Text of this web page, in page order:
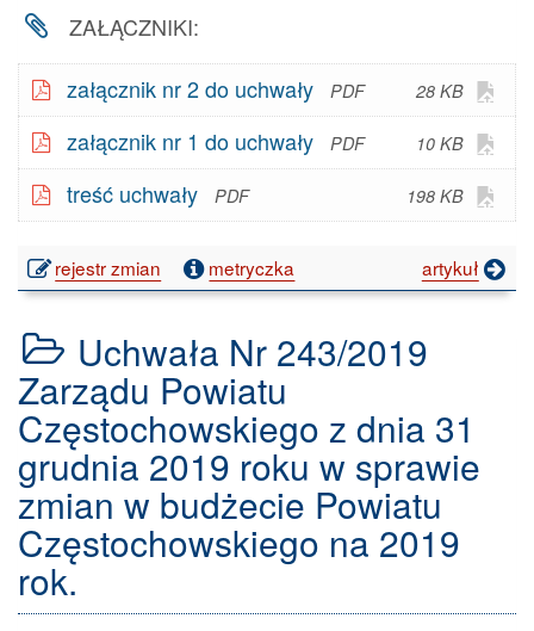
Prognozie
Finansowej
Powiatu
Częstochowskiego
na
lata
2019
-
2027
ZAŁĄCZNIKI:
załącznik nr 2 do uchwały
28 KB
plik
w
-
załącznik nr 1 do uchwały 10 KB
plik
w
-
treść uchwały 198 KB
plik
w
rejestr zmian publikacji:
Uchwała
244/2019
Zarządu
Powiatu
Częstochowskiego
z
dnia
31
grudnia
2019
roku
sprawie
metryczka artykuł
Uchwała Nr 243/2019
Zarządu Powiatu
Częstochowskiego z dnia 31
grudnia 2019 roku w sprawie
zmian w budżecie Powiatu
Częstochowskiego na 2019
rok.